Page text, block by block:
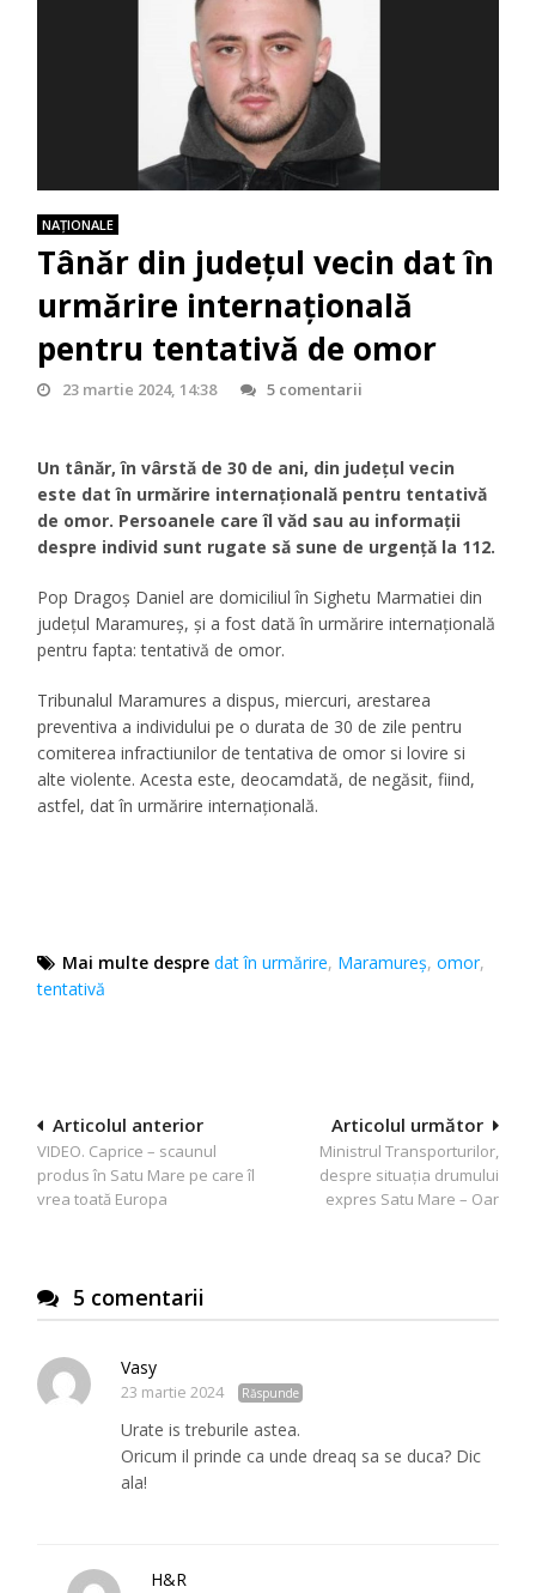
NAŢIONALE
Tânăr din județul vecin dat în
urmărire internațională
pentru tentativă de omor
23 martie 2024, 14:38 5 comentarii
Un tânăr, în vârstă de 30 de ani, din județul vecin
este dat în urmărire internațională pentru tentativă
de omor. Persoanele care îl văd sau au informații
despre individ sunt rugate să sune de urgență la 112.
Pop Dragoș Daniel are domiciliul în Sighetu Marmatiei din
județul Maramureș, și a fost dată în urmărire internațională
pentru fapta: tentativă de omor.
Tribunalul Maramures a dispus, miercuri, arestarea
preventiva a individului pe o durata de 30 de zile pentru
comiterea infractiunilor de tentativa de omor si lovire si
alte violente. Acesta este, deocamdată, de negăsit, fiind,
astfel, dat în urmărire internațională.
Mai multe despre dat în urmărire, Maramureş,omor,
tentativă
Navigare
în
articole
Articolul următor
Ministrul Transporturilor,
despre situaţia drumului
expres Satu Mare – Oar
Articolul anterior
VIDEO. Caprice – scaunul
produs în Satu Mare pe care îl
vrea toată Europa
5 comentarii
Vasy
23 martie 2024 Răspunde
Urate is treburile astea.
Oricum il prinde ca unde dreaq sa se duca? Dic
ala!
H&R